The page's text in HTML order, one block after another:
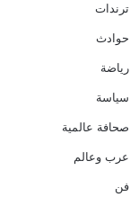
ترندات
حوادث
رياضة
سياسة
صحافة عالمية
عرب وعالم
فن